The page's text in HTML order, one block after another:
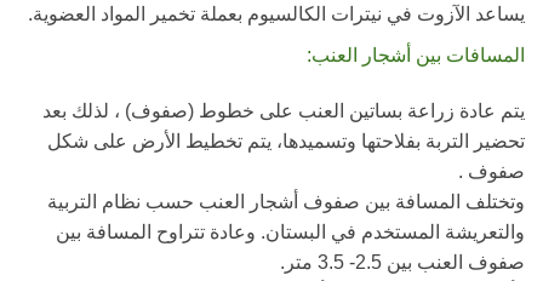
يساعد الآزوت في نيترات الكالسيوم بعملة تخمير المواد العضوية.
المسافات بين أشجار العنب:
يتم عادة زراعة بساتين العنب على خطوط (صفوف) ، لذلك بعد
تحضير التربة بفلاحتها وتسميدها، يتم تخطيط الأرض على شكل
صفوف .
وتختلف المسافة بين صفوف أشجار العنب حسب نظام التربية
والتعريشة المستخدم في البستان. وعادة تتراوح المسافة بين
صفوف العنب بين 2.5- 3.5 متر.